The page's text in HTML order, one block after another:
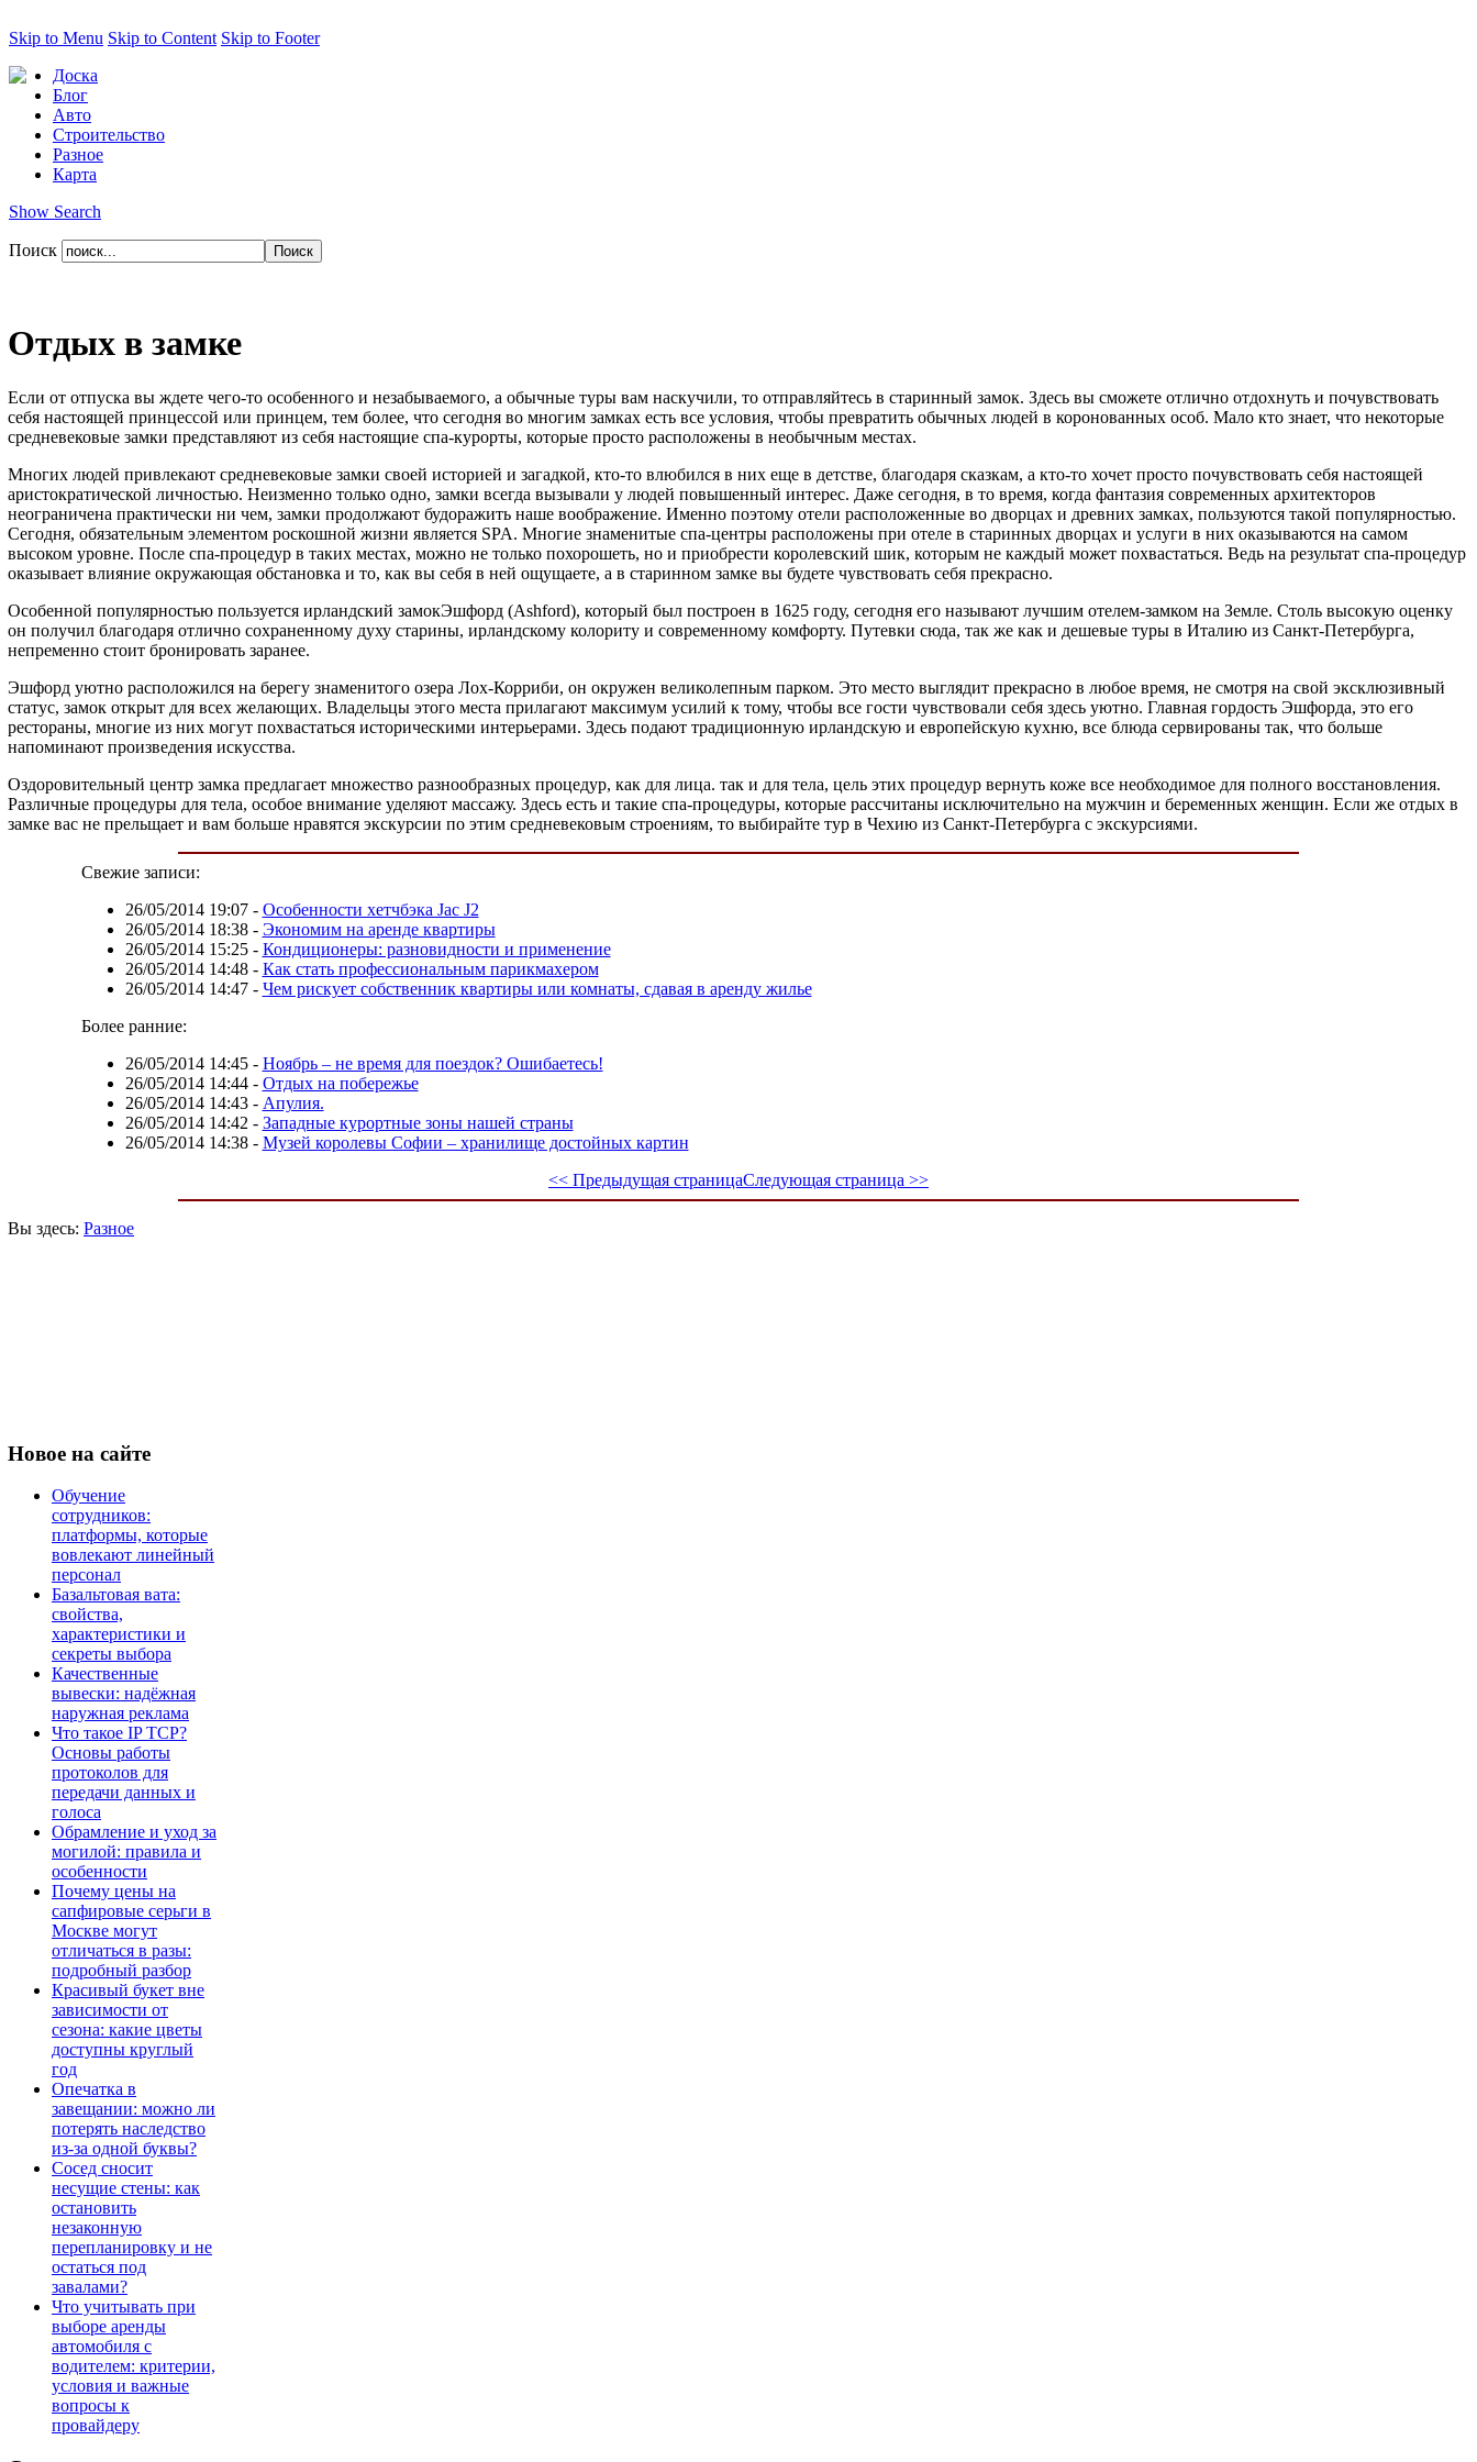
Skip to Menu Skip to Content Skip to Footer
Доска
Блог
Авто
Строительство
Разное
Карта
Show Search
Поиск
Отдых в замке
Если от отпуска вы ждете чего-то особенного и незабываемого, а обычные туры вам наскучили, то отправляйтесь в старинный замок. Здесь вы сможете отлично отдохнуть и почувствовать
себя настоящей принцессой или принцем, тем более, что сегодня во многим замках есть все условия, чтобы превратить обычных людей в коронованных особ. Мало кто знает, что некоторые
средневековые замки представляют из себя настоящие спа-курорты, которые просто расположены в необычным местах.
Многих людей привлекают средневековые замки своей историей и загадкой, кто-то влюбился в них еще в детстве, благодаря сказкам, а кто-то хочет просто почувствовать себя настоящей
аристократической личностью. Неизменно только одно, замки всегда вызывали у людей повышенный интерес. Даже сегодня, в то время, когда фантазия современных архитекторов
неограничена практически ни чем, замки продолжают будоражить наше воображение. Именно поэтому отели расположенные во дворцах и древних замках, пользуются такой популярностью.
Сегодня, обязательным элементом роскошной жизни является SPA. Многие знаменитые спа-центры расположены при отеле в старинных дворцах и услуги в них оказываются на самом
высоком уровне. После спа-процедур в таких местах, можно не только похорошеть, но и приобрести королевский шик, которым не каждый может похвастаться. Ведь на результат спа-процедур
оказывает влияние окружающая обстановка и то, как вы себя в ней ощущаете, а в старинном замке вы будете чувствовать себя прекрасно.
Особенной популярностью пользуется ирландский замокЭшфорд (Ashford), который был построен в 1625 году, сегодня его называют лучшим отелем-замком на Земле. Столь высокую оценку
он получил благодаря отлично сохраненному духу старины, ирландскому колориту и современному комфорту. Путевки сюда, так же как и дешевые туры в Италию из Санкт-Петербурга,
непременно стоит бронировать заранее.
Эшфорд уютно расположился на берегу знаменитого озера Лох-Корриби, он окружен великолепным парком. Это место выглядит прекрасно в любое время, не смотря на свой эксклюзивный
статус, замок открыт для всех желающих. Владельцы этого места прилагают максимум усилий к тому, чтобы все гости чувствовали себя здесь уютно. Главная гордость Эшфорда, это его
рестораны, многие из них могут похвастаться историческими интерьерами. Здесь подают традиционную ирландскую и европейскую кухню, все блюда сервированы так, что больше
напоминают произведения искусства.
Оздоровительный центр замка предлагает множество разнообразных процедур, как для лица. так и для тела, цель этих процедур вернуть коже все необходимое для полного восстановления.
Различные процедуры для тела, особое внимание уделяют массажу. Здесь есть и такие спа-процедуры, которые рассчитаны исключительно на мужчин и беременных женщин. Если же отдых в
замке вас не прельщает и вам больше нравятся экскурсии по этим средневековым строениям, то выбирайте тур в Чехию из Санкт-Петербурга с экскурсиями.
Свежие записи:
26/05/2014 19:07- Особенности хетчбэка Jac J2
26/05/2014 18:38- Экономим на аренде квартиры
26/05/2014 15:25- Кондиционеры: разновидности и применение
26/05/2014 14:48- Как стать профессиональным парикмахером
26/05/2014 14:47- Чем рискует собственник квартиры или комнаты, сдавая в аренду жилье
Более ранние:
26/05/2014 14:45- Ноябрь – не время для поездок? Ошибаетесь!
26/05/2014 14:44- Отдых на побережье
26/05/2014 14:43- Апулия.
26/05/2014 14:42 - Западные курортные зоны нашей страны
26/05/2014 14:38- Музей королевы Cофии – хранилище достойных картин
<< Предыдущая страницаСледующая страница >>
Вы здесь: Разное
Новое на сайте
Обучение
сотрудников:
платформы, которые
вовлекают линейный
персонал
Базальтовая вата:
свойства,
характеристики и
секреты выбора
Качественные
вывески: надёжная
наружная реклама
Что такое IP TCP?
Основы работы
протоколов для
передачи данных и
голоса
Обрамление и уход за
могилой: правила и
особенности
Почему цены на
сапфировые серьги в
Москве могут
отличаться в разы:
подробный разбор
Красивый букет вне
зависимости от
сезона: какие цветы
доступны круглый
год
Опечатка в
завещании: можно ли
потерять наследство
из-за одной буквы?
Сосед сносит
несущие стены: как
остановить
незаконную
перепланировку и не
остаться под
завалами?
Что учитывать при
выборе аренды
автомобиля с
водителем: критерии,
условия и важные
вопросы к
провайдеру